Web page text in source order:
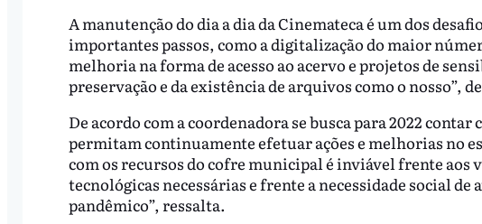
A manutenção do dia a dia da Cinemateca é um dos
importantes passos, como a digitalização do maior
melhoria na forma de acesso ao acervo e projetos de
preservação e da existência de arquivos como o nosso”,
De acordo com a coordenadora se busca para 2022
permitam continuamente efetuar ações e melhorias no
com os recursos do cofre municipal é inviável frente aos
tecnológicas necessárias e frente a necessidade social
pandêmico”, ressalta.